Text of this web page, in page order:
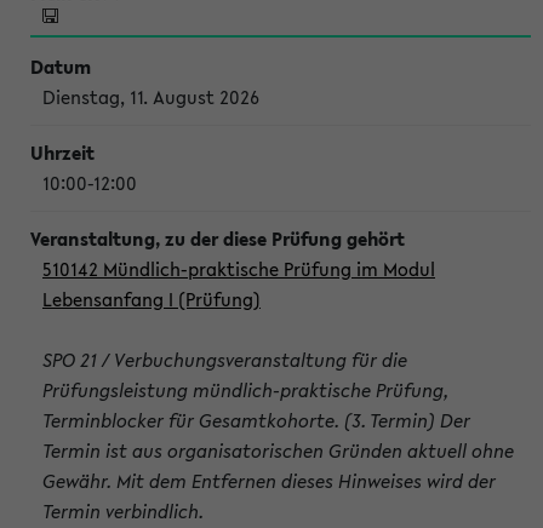
Dienstag, 11. August 2026
10:00-12:00
510142 Mündlich-praktische Prüfung im Modul
Lebensanfang I (Prüfung)
SPO 21 / Verbuchungsveranstaltung für die
Prüfungsleistung mündlich-praktische Prüfung,
Terminblocker für Gesamtkohorte. (3. Termin) Der
Termin ist aus organisatorischen Gründen aktuell ohne
Gewähr. Mit dem Entfernen dieses Hinweises wird der
Termin verbindlich.